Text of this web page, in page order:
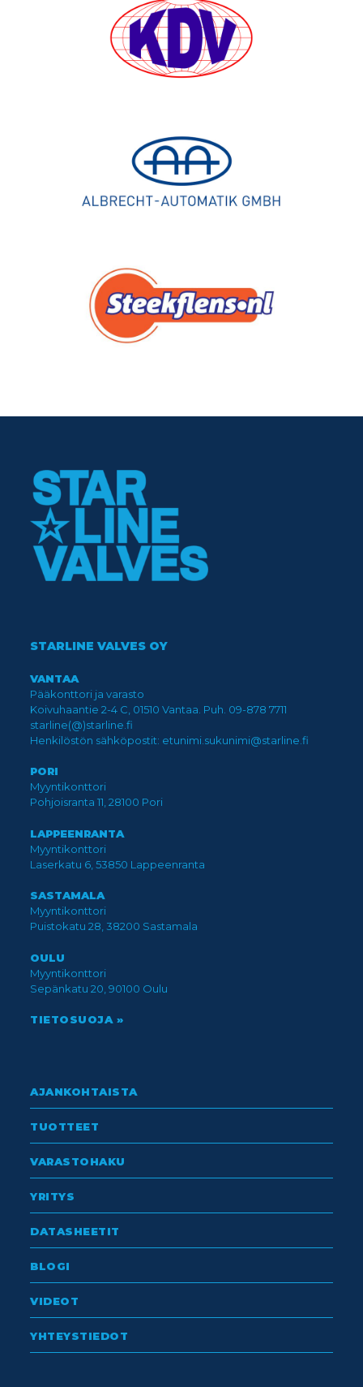
STARLINE VALVES OY
VANTAA
Pääkonttori ja varasto
Koivuhaantie 2-4 C, 01510 Vantaa. Puh. 09-878 7711
starline(@)starline.fi
Henkilöstön sähköpostit: etunimi.sukunimi@starline.fi
PORI
Myyntikonttori
Pohjoisranta 11, 28100 Pori
LAPPEENRANTA
Myyntikonttori
Laserkatu 6, 53850 Lappeenranta
SASTAMALA
Myyntikonttori
Puistokatu 28, 38200 Sastamala
OULU
Myyntikonttori
Sepänkatu 20, 90100 Oulu
TIETOSUOJA »
AJANKOHTAISTA
TUOTTEET
VARASTOHAKU
YRITYS
DATASHEETIT
BLOGI
VIDEOT
YHTEYSTIEDOT